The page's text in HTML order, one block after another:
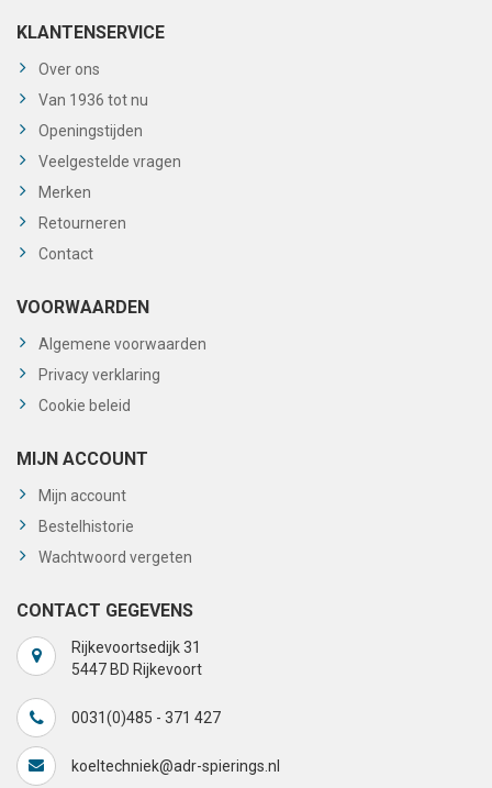
KLANTENSERVICE
Over ons
Van 1936 tot nu
Openingstijden
Veelgestelde vragen
Merken
Retourneren
Contact
VOORWAARDEN
Algemene voorwaarden
Privacy verklaring
Cookie beleid
MIJN ACCOUNT
Mijn account
Bestelhistorie
Wachtwoord vergeten
CONTACT GEGEVENS
Rijkevoortsedijk 31
5447 BD Rijkevoort
0031(0)485 - 371 427
koeltechniek@adr-spierings.nl